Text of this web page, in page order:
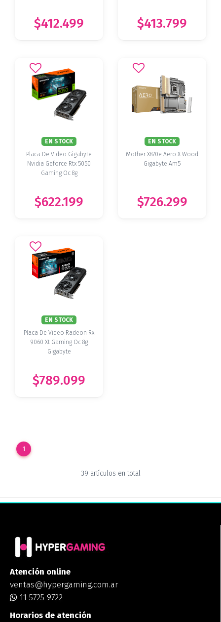
$412.499 $413.799
EN STOCK
Placa De Video Gigabyte
Nvidia Geforce Rtx 5050
Gaming Oc 8g
$622.199
EN STOCK
Mother X870e Aero X Wood
Gigabyte Am5
$726.299
EN STOCK
Placa De Video Radeon Rx
9060 Xt Gaming Oc 8g
Gigabyte
$789.099
1
39 artículos en total
Atención online
ventas@hypergaming.com.ar
11 5725 9722
Horarios de atención